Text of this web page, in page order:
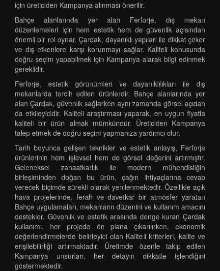
için üreticiden Kampanya alınması önerilir.
Bahçe alanlarında yer alan Ferforje, dış mekan
düzenlemeleri için hem estetik hem de güvenlik açısından
önemli bir rol oynar. Çardak, dayanıklı yapıları ile dikkat çeker
ve dış etkenlere karşı korunmayı sağlar. Kaliteli konusunda
doğru seçim yapabilmek için Kampanya alarak bilgi edinmek
gereklidir.
Ferforje, estetik görünümleri ve dayanıklılıkları ile dış
mekanlarda tercih edilen ürünlerdir. Bahçe alanlarında yer
alan Çardak, güvenlik sağlarken aynı zamanda görsel açıdan
da etkileyicidir. Kaliteli araştırması yaparak, en uygun fiyatla
kaliteli bir ürün almak mümkündür. Üreticiden Kampanya
talep etmek de doğru seçim yapmanıza yardımcı olur.
Tarih boyunca gelişen teknikler ve estetik anlayış, Ferforje
ürünlerinin hem işlevsel hem de görsel değerini artırmıştır.
Geleneksel zanaatkarlık ile modern mühendisliğin
birleşiminden doğan bu ürün, çağın ihtiyaçlarına cevap
verecek biçimde sürekli olarak yenilenmektedir. Özellikle açık
hava projelerinde, ferah ve davetkar bir atmosfer yaratan
Bahçe uygulamaları, mekanların düzenini ve kullanım amacını
destekler. Güvenlik ve estetik arasında denge kuran Çardak
kullanımı, her projede ön plana çıkarılırken, ekonomik
değerlendirmelerde belirleyici olan Kaliteli kriterleri, kalite ve
erişilebilirliği artırmaktadır. Üretimde özenle takip edilen
Kampanya unsurları, her detayın dikkatle işlendiğini
göstermektedir.